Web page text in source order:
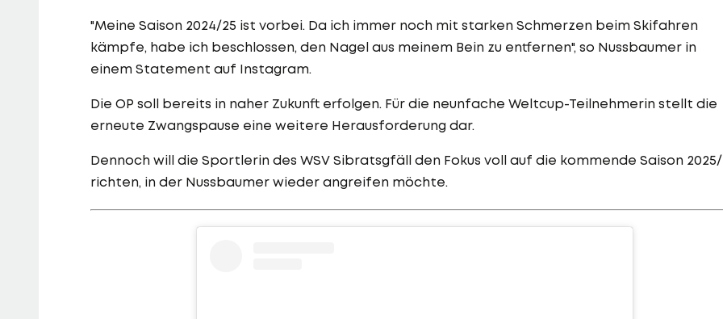
"Meine Saison 2024/25 ist vorbei. Da ich immer noch mit starken Schmerzen beim Skifahren
kämpfe, habe ich beschlossen, den Nagel aus meinem Bein zu entfernen", so Nussbaumer in
einem Statement auf Instagram.
Die OP soll bereits in naher Zukunft erfolgen. Für die neunfache Weltcup-Teilnehmerin stellt die
erneute Zwangspause eine weitere Herausforderung dar.
Dennoch will die Sportlerin des WSV Sibratsgfäll den Fokus voll auf die kommende Saison
richten, in der Nussbaumer wieder angreifen möchte.